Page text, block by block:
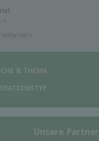
×
& THEMA
Unsere Partner